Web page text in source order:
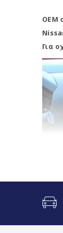
OEM
Για